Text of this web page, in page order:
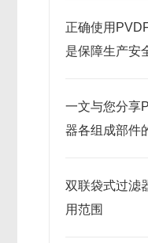
正确使用
是保障生产安
一文与您分享
器各组成部件
双联袋式过滤
用范围